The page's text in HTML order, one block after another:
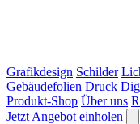
Grafikdesign Schilder
Gebäudefolien Druck
Produkt-Shop Über uns
Jetzt Angebot einholen